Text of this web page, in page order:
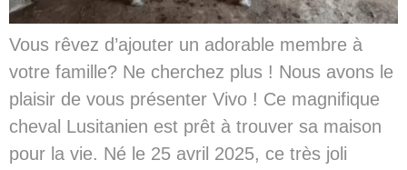
Vous rêvez d’ajouter un adorable membre à
votre famille? Ne cherchez plus ! Nous avons le
plaisir de vous présenter Vivo ! Ce magnifique
cheval Lusitanien est prêt à trouver sa maison
pour la vie. Né le 25 avril 2025, ce très joli